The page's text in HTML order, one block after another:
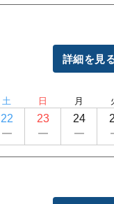
詳細を見
土
22
日
23
月
24